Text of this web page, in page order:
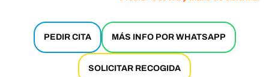
PEDIR CITA MÁS INFO POR WHATSAPP
SOLICITAR RECOGIDA